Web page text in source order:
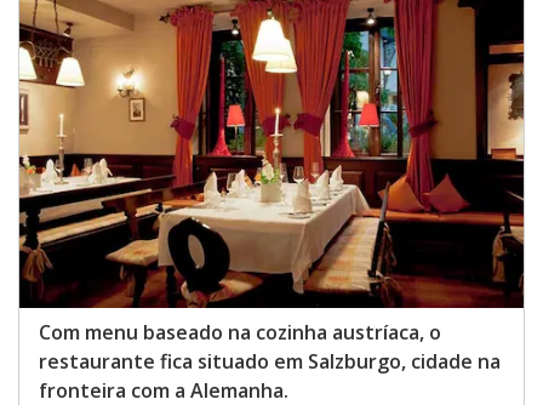
Com menu baseado na cozinha austríaca, o
restaurante fica situado em Salzburgo, cidade na
fronteira com a Alemanha.